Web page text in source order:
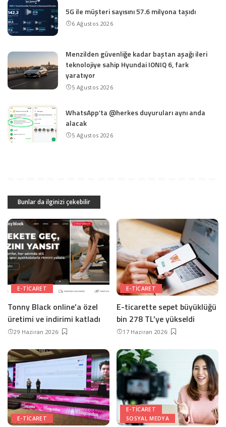
5G ile müşteri sayısını 57.6 milyona taşıdı
6 Ağustos 2026
Menzilden güvenliğe kadar baştan aşağı ileri
teknolojiye sahip Hyundai IONIQ 6, fark
yaratıyor
5 Ağustos 2026
WhatsApp’ta @herkes duyuruları aynı anda
alacak
5 Ağustos 2026
Bunlar da ilginizi çekebilir
E-TICARET
Tonny Black online’a özel
üretimi ve indirimi katladı
29 Haziran 2026
E-TICARET
E-ticarette sepet büyüklüğü
bin 278 TL’ye yükseldi
17 Haziran 2026
E-TICARET
E-TICARET
SOSYAL MEDYA